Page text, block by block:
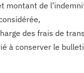
montant de
des frais de
à conserver le